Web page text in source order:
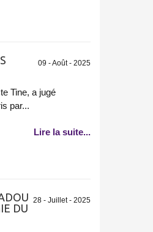
09 - Août - 2025
Tine, a jugé
par...
Lire la suite...
28 - Juillet - 2025
DU